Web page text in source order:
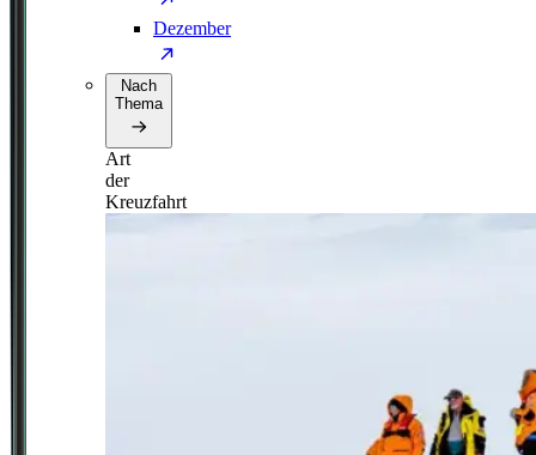
Dezember
Nach
Thema
Art
der
Kreuzfahrt